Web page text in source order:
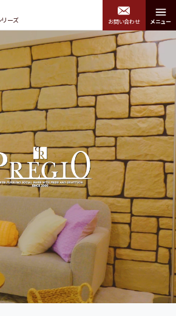
リーズ
ル トップ
西エリア
港
北区・福島区・西淀川区
・
都島区・旭区・城東区・鶴見
区・東成区
お問い合わせ メニュー